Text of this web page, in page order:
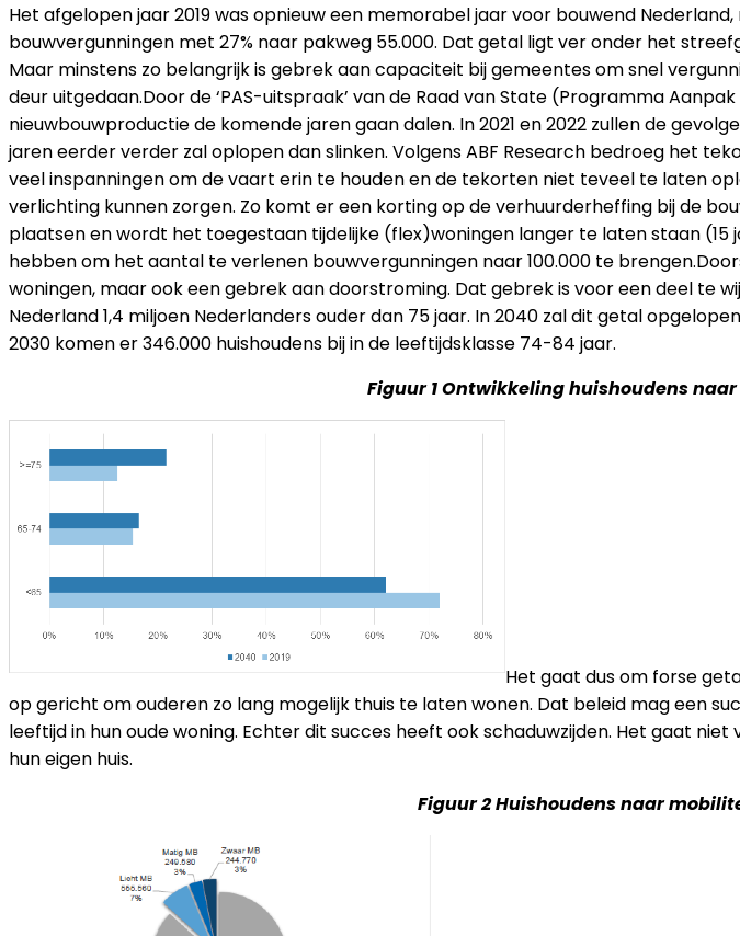
Het afgelopen jaar 2019 was opnieuw een memorabel jaar voor bouwend
bouwvergunningen met 27% naar pakweg 55.000. Dat getal ligt ver onder het
Maar minstens zo belangrijk is gebrek aan capaciteit bij gemeentes om snel
deur uitgedaan.Door de ‘PAS-uitspraak’ van de Raad van State (Programma
nieuwbouwproductie de komende jaren gaan dalen. In 2021 en 2022 zullen de
jaren eerder verder zal oplopen dan slinken. Volgens ABF Research bedroeg het
veel inspanningen om de vaart erin te houden en de tekorten niet teveel te laten
verlichting kunnen zorgen. Zo komt er een korting op de verhuurderheffing bij de
plaatsen en wordt het toegestaan tijdelijke (flex)woningen langer te laten staan (15
hebben om het aantal te verlenen bouwvergunningen naar 100.000 te
woningen, maar ook een gebrek aan doorstroming. Dat gebrek is voor een deel te
Nederland 1,4 miljoen Nederlanders ouder dan 75 jaar. In 2040 zal dit getal
2030 komen er 346.000 huishoudens bij in de leeftijdsklasse 74-84 jaar.
Figuur 1 Ontwikkeling huishoudens
Het gaat dus om forse
op gericht om ouderen zo lang mogelijk thuis te laten wonen. Dat beleid mag een
leeftijd in hun oude woning. Echter dit succes heeft ook schaduwzijden. Het gaat
hun eigen huis.
Figuur 2 Huishoudens naar